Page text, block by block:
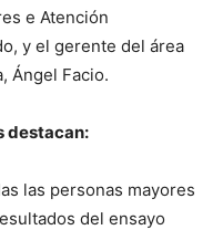
e Atención
y el gerente del área
Ángel Facio.
destacan:
las personas mayores
del ensayo